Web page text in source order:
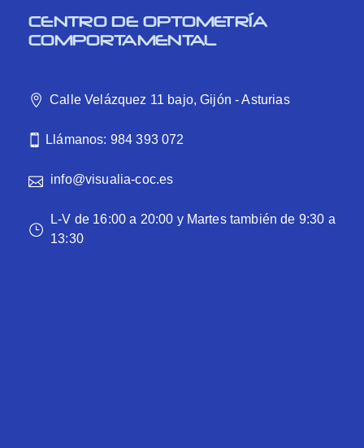
CENTRO DE OPTOMETRÍA
COMPORTAMENTAL
Calle Velázquez 11 bajo, Gijón - Asturias
Llámanos: 984 393 072
info@visualia-coc.es
L-V de 16:00 a 20:00 y Martes también de 9:30 a
13:30